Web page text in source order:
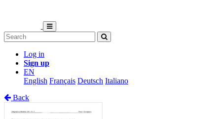
Log in
Sign up
EN
English Français Deutsch Italiano
Back